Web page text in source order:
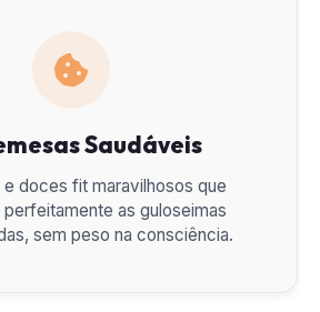
Saudáveis
e doces fit maravilhosos que
as guloseimas
sem peso na consciência.